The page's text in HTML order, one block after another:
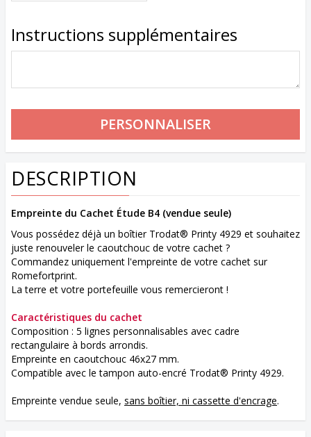
Instructions supplémentaires
DESCRIPTION
Empreinte du Cachet Étude B4 (vendue seule)
Vous possédez déjà un boîtier Trodat® Printy 4929 et souhaitez
juste renouveler le caoutchouc de votre cachet ?
Commandez uniquement l'empreinte de votre cachet sur
Romefortprint.
La terre et votre portefeuille vous remercieront !
Caractéristiques du cachet
Composition : 5 lignes personnalisables avec cadre
rectangulaire à bords arrondis.
Empreinte en caoutchouc 46x27 mm.
Compatible avec le tampon auto-encré Trodat® Printy 4929.
Empreinte vendue seule, sans boîtier, ni cassette d'encrage.